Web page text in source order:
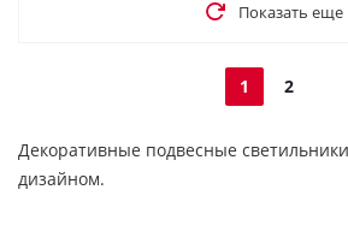
Показать еще
1 2
Декоративные подвесные
дизайном.